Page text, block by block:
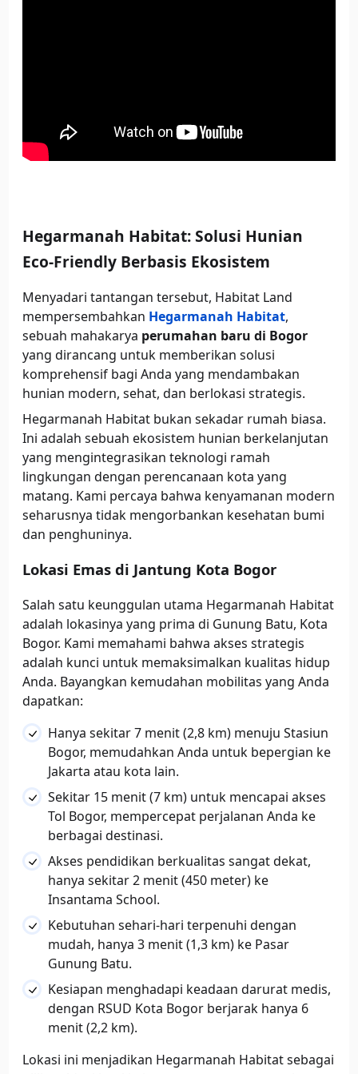
Hegarmanah Habitat: Solusi Hunian
Eco-Friendly Berbasis Ekosistem
Menyadari tantangan tersebut, Habitat Land
mempersembahkan Hegarmanah Habitat,
sebuah mahakarya perumahan baru di Bogor
yang dirancang untuk memberikan solusi
komprehensif bagi Anda yang mendambakan
hunian modern, sehat, dan berlokasi strategis.
Hegarmanah Habitat bukan sekadar rumah biasa.
Ini adalah sebuah ekosistem hunian berkelanjutan
yang mengintegrasikan teknologi ramah
lingkungan dengan perencanaan kota yang
matang. Kami percaya bahwa kenyamanan modern
seharusnya tidak mengorbankan kesehatan bumi
dan penghuninya.
Lokasi Emas di Jantung Kota Bogor
Salah satu keunggulan utama Hegarmanah Habitat
adalah lokasinya yang prima di Gunung Batu, Kota
Bogor. Kami memahami bahwa akses strategis
adalah kunci untuk memaksimalkan kualitas hidup
Anda. Bayangkan kemudahan mobilitas yang Anda
dapatkan:
Hanya sekitar 7 menit (2,8 km) menuju Stasiun
Bogor, memudahkan Anda untuk bepergian ke
Jakarta atau kota lain.
Sekitar 15 menit (7 km) untuk mencapai akses
Tol Bogor, mempercepat perjalanan Anda ke
berbagai destinasi.
Akses pendidikan berkualitas sangat dekat,
hanya sekitar 2 menit (450 meter) ke
Insantama School.
Kebutuhan sehari-hari terpenuhi dengan
mudah, hanya 3 menit (1,3 km) ke Pasar
Gunung Batu.
Kesiapan menghadapi keadaan darurat medis,
dengan RSUD Kota Bogor berjarak hanya 6
menit (2,2 km).
Lokasi ini menjadikan Hegarmanah Habitat sebagai